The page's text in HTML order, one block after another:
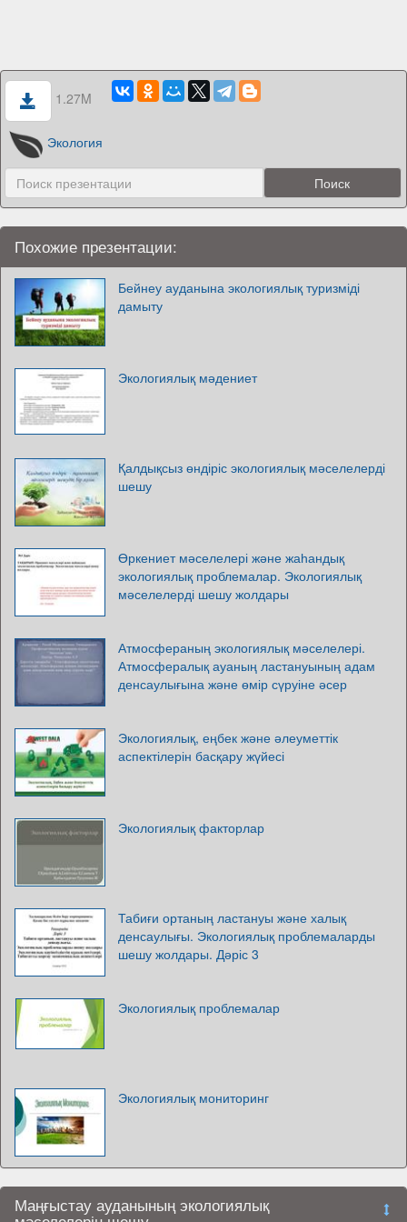
1.27M
Экология
Похожие презентации:
Бейнеу ауданына экологиялық туризміді
дамыту
Экологиялық мәдениет
Қалдықсыз өндіріс экологиялық мәселелерді
шешу
Өркениет мәселелері және жаһандық
экологиялық проблемалар. Экологиялық
мәселелерді шешу жолдары
Атмосфераның экологиялық мәселелері.
Атмосфералық ауаның ластануының адам
денсаулығына және өмір сүруіне әсер
Экологиялық, еңбек және әлеуметтік
аспектілерін басқару жүйесі
Экологиялық факторлар
Табиғи ортаның ластануы және халық
денсаулығы. Экологиялық проблемаларды
шешу жолдары. Дәріс 3
Экологиялық проблемалар
Экологиялық мониторинг
Маңғыстау ауданының экологиялық